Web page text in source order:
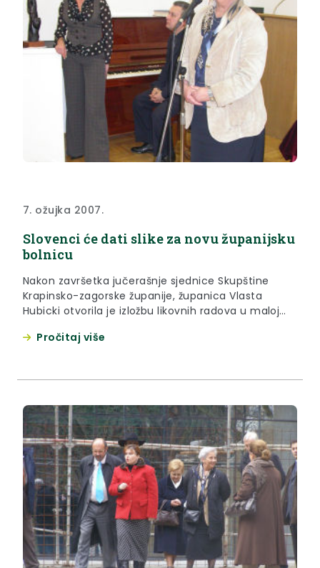
7. ožujka 2007.
Slovenci će dati slike za novu županijsku
bolnicu
Nakon završetka jučerašnje sjednice Skupštine
Krapinsko-zagorske županije, županica Vlasta
Hubicki otvorila je izložbu likovnih radova u maloj
je izloženo tridesetak likovnih radova i pet
Pročitaj više